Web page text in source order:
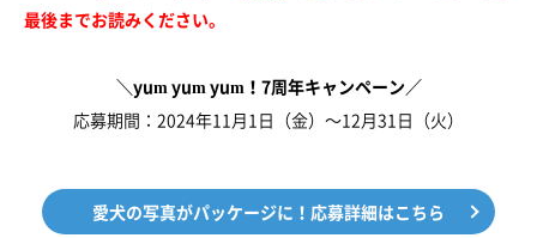
最後までお読みください。
＼yum yum yum！7周年キャンペーン／
応募期間：2024年11月1日（金）～12月31日（火）
愛犬の写真がパッケージに！応募詳細はこちら